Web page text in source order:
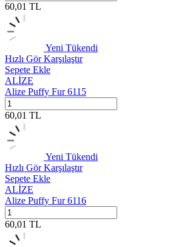
60,01 TL
Yeni Tükendi
Hızlı GörKarşılaştır
Sepete Ekle
ALİZE
Alize Puffy Fur 6115
60,01 TL
Yeni Tükendi
Hızlı GörKarşılaştır
Sepete Ekle
ALİZE
Alize Puffy Fur 6116
60,01 TL